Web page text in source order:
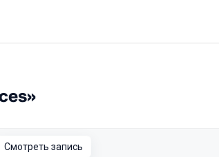
Смотреть запись